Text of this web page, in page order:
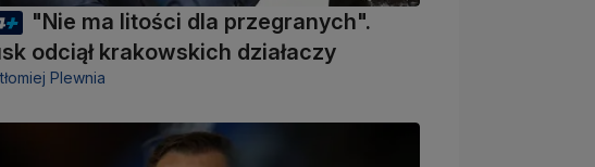
"Nie ma litości dla przegranych".
odciął krakowskich działaczy
Plewnia